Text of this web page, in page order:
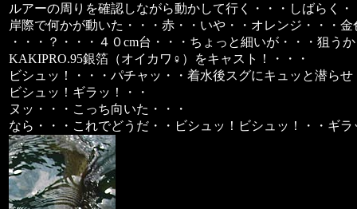
ルアーの周りを確認しながら動かして行く・・・しばらく
岸際で何かが動いた・・・赤・・いや・・オレンジ・・・
・・・？・・・４０cm台・・・ちょっと細いが・・・狙う
KAKIPRO.95銀箔（オイカワ♀）をキャスト！・・・
ビシュッ！・・・パチャッ・・着水後スグにキュッと潜ら
ビシュッ！ギラッ！・・
ヌッ・・・こっち向いた・・・
なら・・・これでどうだ・・ビシュッ！ビシュッ！・・ギ